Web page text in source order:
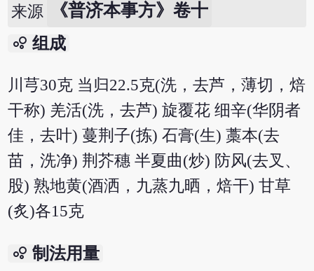
来源 《普济本事方》卷十
bubble_chart 组成
川芎30克 当归22.5克(洗，去芦，薄切，焙
干称) 羌活(洗，去芦) 旋覆花 细辛(华阴者
佳，去叶) 蔓荆子(拣) 石膏(生) 藁本(去
苗，洗净) 荆芥穗 半夏曲(炒) 防风(去叉、
股) 熟地黄(酒洒，九蒸九晒，焙干) 甘草
(炙)各15克
bubble_chart 制法用量